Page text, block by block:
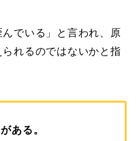
でいる」と言われ、原
れるのではないかと指
ある。